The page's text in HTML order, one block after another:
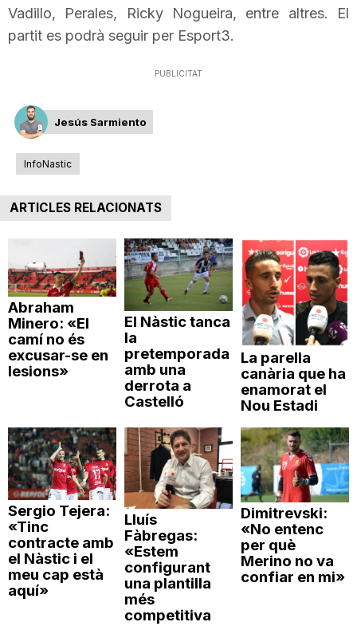
Vadillo, Perales, Ricky Nogueira, entre altres. El
partit es podrà seguir per Esport3.
PUBLICITAT
Jesús Sarmiento
InfoNastic
ARTICLES RELACIONATS
Abraham
Minero: «El
camí no és
excusar-se en
lesions»
El Nàstic tanca
la
pretemporada
amb una
derrota a
Castelló
La parella
canària que ha
enamorat el
Nou Estadi
Sergio Tejera:
«Tinc
contracte amb
el Nàstic i el
meu cap està
aquí»
Lluís
Fàbregas:
«Estem
configurant
una plantilla
més
competitiva
Dimitrevski:
«No entenc
per què
Merino no va
confiar en mi»